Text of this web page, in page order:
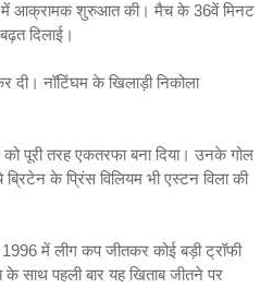
में आक्रामक शुरुआत की। मैच के 36वें मिनट
दिलाई।
दी। नॉटिंघम के खिलाड़ी निकोला
पूरी तरह एकतरफा बना दिया। उनके गोल
के प्रिंस विलियम भी एस्टन विला की
1996 में लीग कप जीतकर कोई बड़ी ट्रॉफी
साथ पहली बार यह खिताब जीतने पर